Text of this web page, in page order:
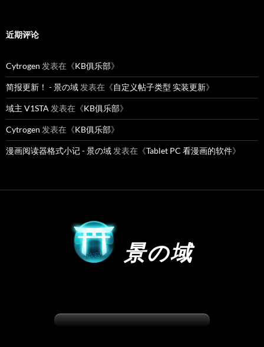
近期评论
Cytrogen 发表在《KB俱乐部》
简报更新！ - 景の域发表在《自定义帖子类型 实装更新》
域主 V1STA发表在《KB俱乐部》
Cytrogen 发表在《KB俱乐部》
漫画阅读器格式小记 - 景の域发表在《Tablet PC 看漫画的软件》
景の域